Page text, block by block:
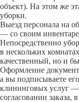
объект). На этом же
уборки.
Выезд персонала на
— со своим
Непосредственно
в нескольких
качественный, но и
Оформление
а вы подписываете
клининговых услуг —
согласовании заказа,